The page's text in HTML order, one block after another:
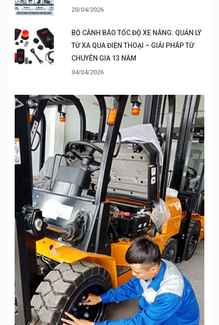
20/04/2026
BỘ CẢNH BÁO TỐC ĐỘ XE NÂNG: QUẢN LÝ
TỪ XA QUA ĐIỆN THOẠI – GIẢI PHÁP TỪ
CHUYÊN GIA 13 NĂM
04/04/2026